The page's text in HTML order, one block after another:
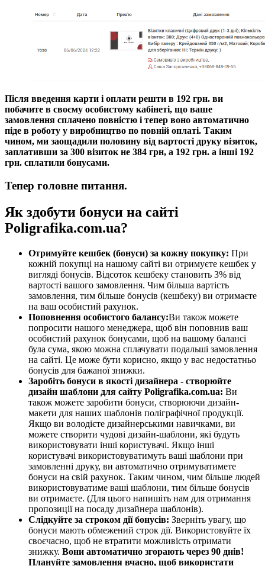
Після введення карти і оплати решти в 192 грн. ви
побачите в своєму особистому кабінеті, що ваше
замовлення сплачено повністю і тепер воно автоматично
піде в роботу у виробництво по повній оплаті. Таким
чином, ми заощадили половину від вартості друку візиток,
заплативши за 300 візиток не 384 грн, а 192 грн. а інші 192
грн. сплатили бонусами.
Тепер головне питання.
Як здобути бонуси на сайті
Poligrafika.com.ua?
Отримуйте кешбек (бонуси) за кожну покупку: При
кожній покупці на нашому сайті ви отримуєте кешбек у
вигляді бонусів. Відсоток кешбеку становить 3% від
вартості вашого замовлення. Чим більша вартість
замовлення, тим більше бонусів (кешбеку) ви отримаєте
на ваш особистий рахунок.
Поповнення особистого балансу:Ви також можете
попросити нашого менеджера, щоб він поповнив ваш
особистий рахунок бонусами, щоб на вашому балансі
була сума, якою можна сплачувати подальші замовлення
на сайті. Це може бути корисно, якщо у вас недостатньо
бонусів для бажаної знижки.
Заробіть бонуси в якості дизайнера - створюйте
дизайн шаблони для сайту Poligrafika.com.ua: Ви
також можете заробити бонуси, створюючи дизайн-
макети для наших шаблонів поліграфічної продукції.
Якщо ви володієте дизайнерськими навичками, ви
можете створити чудові дизайн-шаблони, які будуть
використовувати інші користувачі. Якщо інші
користувачі використовуватимуть ваші шаблони при
замовленні друку, ви автоматично отримуватимете
бонуси на свій рахунок. Таким чином, чим більше людей
використовуватиме ваші шаблони, тим більше бонусів
ви отримаєте. (Для цього напишіть нам для отримання
пропозиції на посаду дизайнера шаблонів).
Слідкуйте за строком дії бонусів: Зверніть увагу, що
бонуси мають обмежений строк дії. Використовуйте їх
своєчасно, щоб не втратити можливість отримати
знижку. Вони автоматично згорають через 90 днів!
Плануйте замовлення вчасно, щоб використати